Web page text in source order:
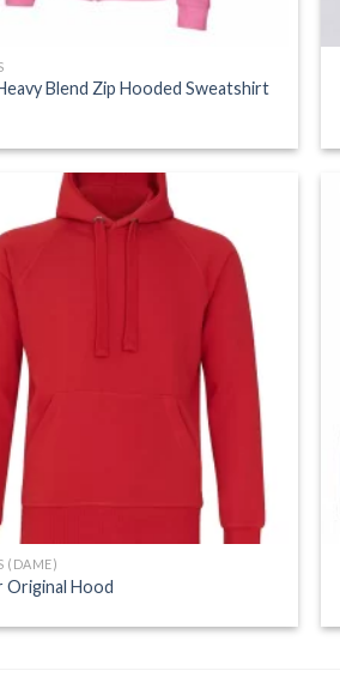
Blend Zip Hooded Sweatshirt
Add to
Wishlist
(DAME)
Original Hood